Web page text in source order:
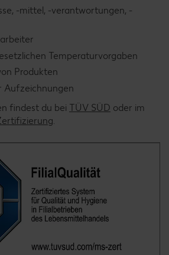
-mittel, -verantwortungen, -
Temperaturvorgaben
Produkten
Aufzeichnungen
findest du bei TÜV SÜD oder im